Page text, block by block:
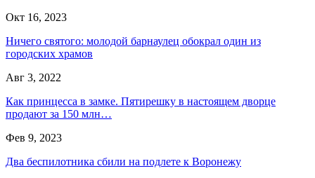
Окт 16, 2023
Ничего святого: молодой барнаулец обокрал один из
городских храмов
Авг 3, 2022
Как принцесса в замке. Пятирешку в настоящем дворце
продают за 150 млн…
Фев 9, 2023
Два беспилотника сбили на подлете к Воронежу